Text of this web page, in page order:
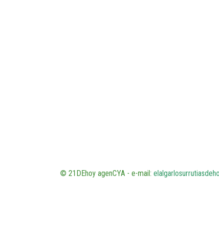
© 21DEhoy agenCYA - e-mail: